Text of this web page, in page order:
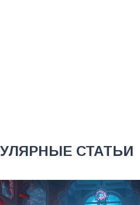
СТАТЬИ